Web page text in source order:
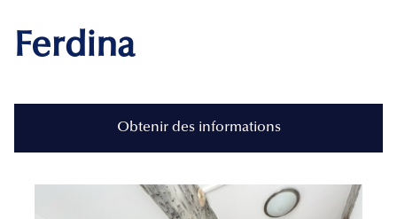
Ferdina
Obtenir des informations